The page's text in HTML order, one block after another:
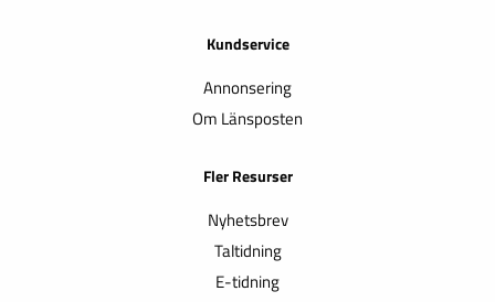
Kundservice
Annonsering
Om Länsposten
Fler Resurser
Nyhetsbrev
Taltidning
E-tidning